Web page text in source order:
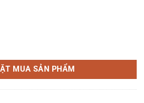
80CA21.5 số lượng
MUA SẢN PHẨM